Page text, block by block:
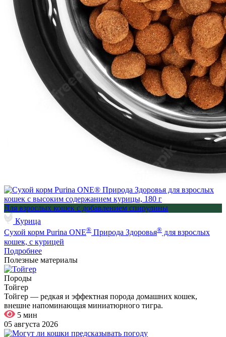
Для взрослых кошек с добавлением спирулины
Курица
Сухой корм Purina ONE® Природа Здоровья® для взрослых
кошек, с курицей
Подробнее
Полезные материалы
Породы
Тойгер
Тойгер — редкая и эффектная порода домашних кошек,
внешне напоминающая миниатюрного тигра.
5 мин
05 августа 2026